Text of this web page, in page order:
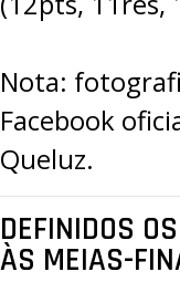
Nota:
Facebook
Queluz.
DEFINIDOS
ÀS MEIAS-